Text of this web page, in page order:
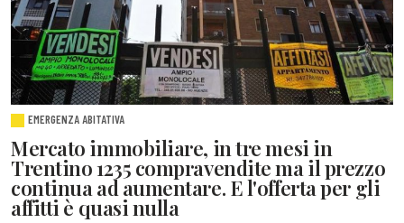
EMERGENZA ABITATIVA
Mercato immobiliare, in tre mesi in
Trentino 1235 compravendite ma il prezzo
continua ad aumentare. E l'offerta per gli
affitti è quasi nulla